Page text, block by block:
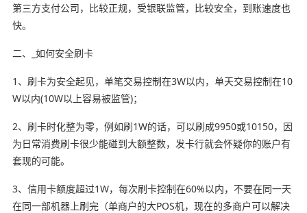
第三方支付公司，比较正规，受银联监管，比较安全，到账速度也
快。
二、_如何安全刷卡
1、刷卡为安全起见，单笔交易控制在3W以内，单天交易控制在10
W以内(10W以上容易被监管)；
2、刷卡时化整为零，例如刷1W的话，可以刷成9950或10150，因
为日常消费刷卡很少能碰到大额整数，发卡行就会怀疑你的账户有
套现的可能。
3、信用卡额度超过1W，每次刷卡控制在60%以内，不要在同一天
在同一部机器上刷完（单商户的大POS机，现在的多商户可以解决